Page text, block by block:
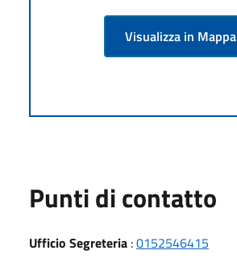
Visualizza in Mappa
Punti di contatto
Ufficio Segreteria :0152546415